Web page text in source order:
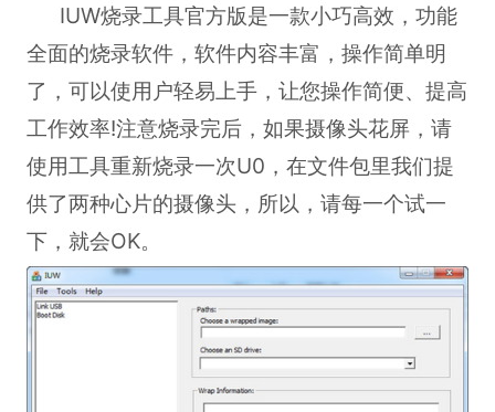
IUW烧录工具官方版是一款小巧高效，功能
全面的烧录软件，软件内容丰富，操作简单明
了，可以使用户轻易上手，让您操作简便、提高
工作效率!注意烧录完后，如果摄像头花屏，请
使用工具重新烧录一次U0，在文件包里我们提
供了两种心片的摄像头，所以，请每一个试一
下，就会OK。